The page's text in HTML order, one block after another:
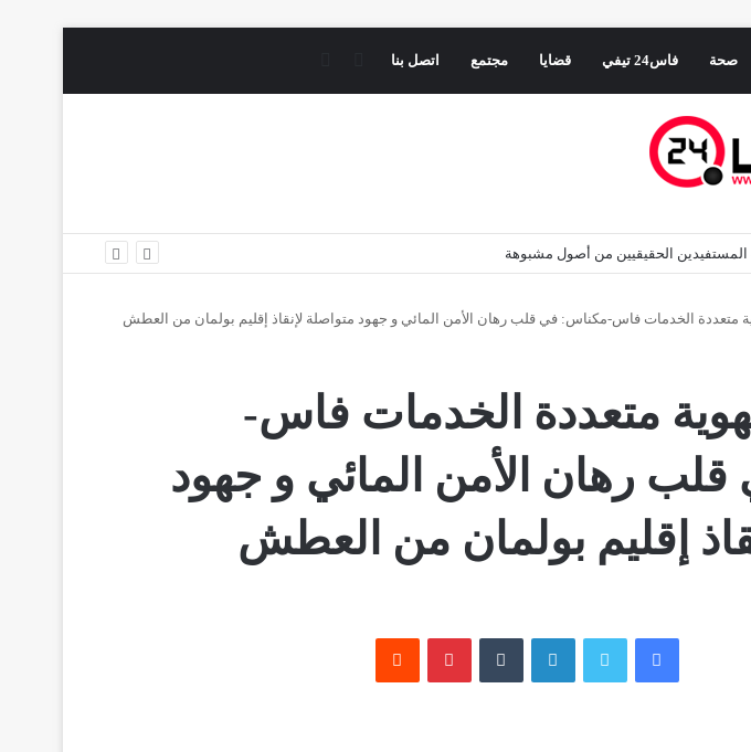
صحة فاس24 تيفي قضايا مجتمع اتصل بنا
متعددة الخدمات فاس-مكناس: في قلب رهان الأمن المائي و جهود متواصلة لإنقاذ إقليم بولمان من العطش
متعددة الخدمات فاس-
رهان الأمن المائي و جهود
إقليم بولمان من العطش
فيسبوك تويتر لينكدإن بينتيريست